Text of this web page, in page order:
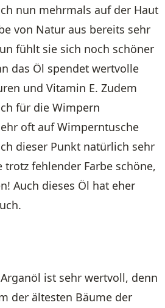
nun mehrmals auf der Haut
von Natur aus bereits sehr
fühlt sie sich noch schöner
das Öl spendet wertvolle
und Vitamin E. Zudem
für die Wimpern
oft auf Wimperntusche
dieser Punkt natürlich sehr
fehlender Farbe schöne,
Auch dieses Öl hat eher
ist sehr wertvoll, denn
der ältesten Bäume der